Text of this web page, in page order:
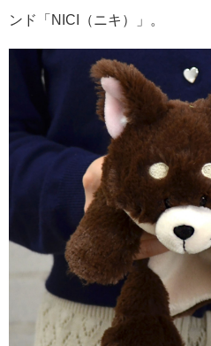
ンド「NICI（ニキ）」。